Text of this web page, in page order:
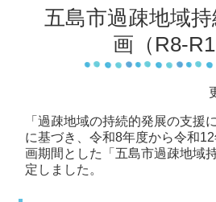
五島市過疎地域
画（R8-
「過疎地域の持続的発展の支援
に基づき、令和8年度から令和
画期間とした「五島市過疎地域
定しました。